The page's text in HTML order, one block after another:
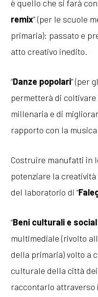
è quello che si farà
remix” (per le scuole
primaria): passato e
atto creativo inedito.
“Danze popolari” (per
permetterà di coltivare
millenaria e di
rapporto con la
Costruire manufatti in
potenziare la
del laboratorio di “
“Beni culturali e
multimediale (rivolto
della primaria) volto a
culturale della città
raccontarlo attraverso